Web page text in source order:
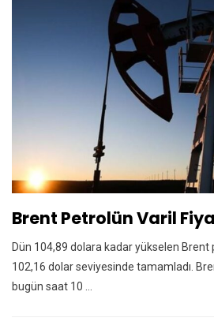
Brent Petrolün Varil
Dün 104,89 dolara kadar yükselen Brent
102,16 dolar seviyesinde tamamladı.
bugün saat 10 ...